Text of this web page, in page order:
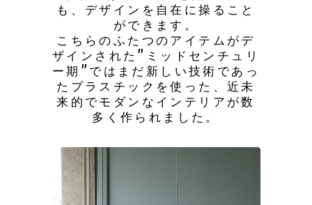
も、デザインを自在に操ること
ができます。
こちらのふたつのアイテムがデ
ザインされた”ミッドセンチュリ
ー期”ではまだ新しい技術であっ
たプラスチックを使った、近未
来的でモダンなインテリアが数
多く作られました。